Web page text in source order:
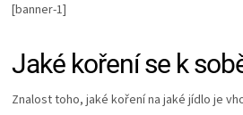
[banner-1]
Jaké koření se k
Znalost toho, jaké koření na jaké jídlo je